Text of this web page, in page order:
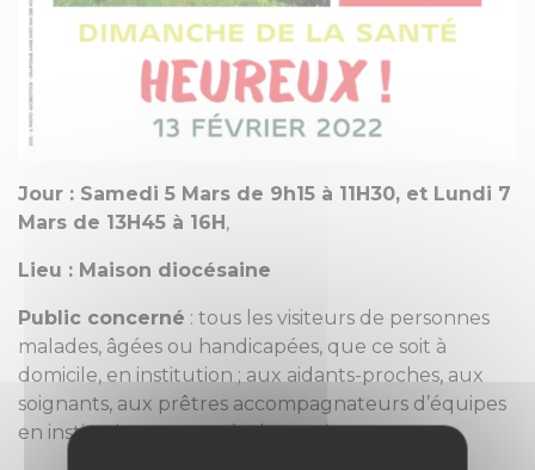
Jour : Samedi 5 Mars de 9h15 à 11H30, et Lundi 7
Mars de 13H45 à 16H ,
Lieu : Maison diocésaine
Public concerné : tous les visiteurs de personnes
malades, âgées ou handicapées, que ce soit à
domicile, en institution ; aux aidants-proches, aux
soignants, aux prêtres accompagnateurs d’équipes
en institution, aux curés de paroisses.